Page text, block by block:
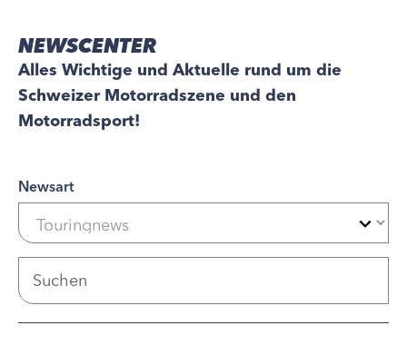
NEWSCENTER
Alles Wichtige und Aktuelle rund um die
Schweizer Motorradszene und den
Motorradsport!
Newsart